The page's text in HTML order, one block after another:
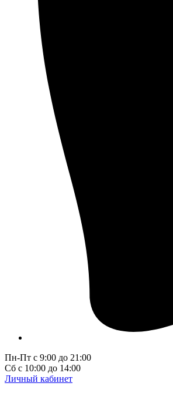
Пн-Пт с 9:00 до 21:00
Сб с 10:00 до 14:00
Личный кабинет